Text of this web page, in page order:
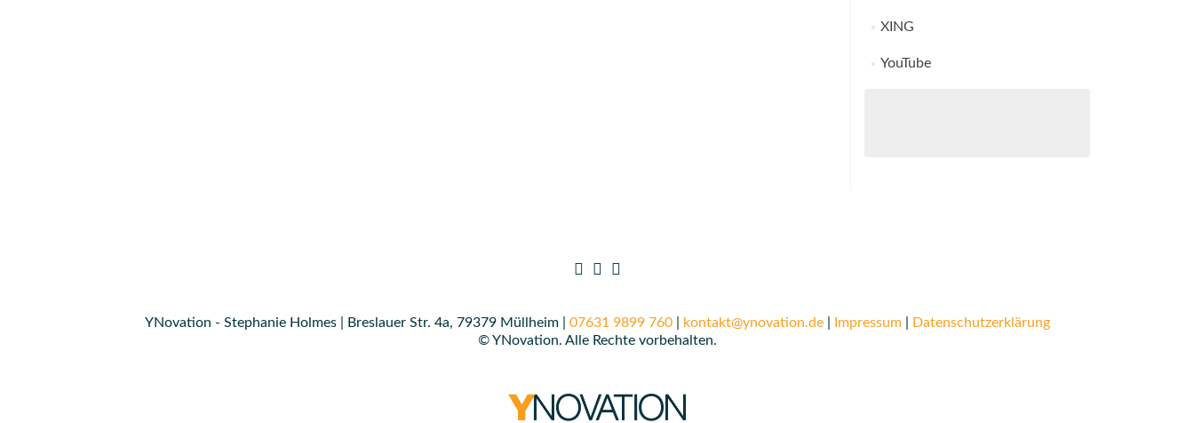
XING
YouTube
YNovation - Stephanie Holmes | Breslauer Str. 4a, 79379 Müllheim | 07631 9899 760| kontakt@ynovation.de| Impressum|
Datenschutzerklärung
© YNovation. Alle Rechte vorbehalten.